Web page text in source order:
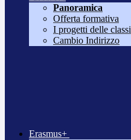
Panoramica
Offerta formativa
I progetti delle classi
Cambio Indirizzo
Erasmus+